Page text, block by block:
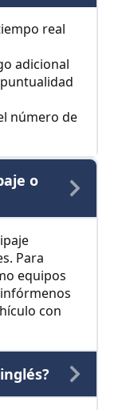
real
adicional
número de
o
Para
equipos
con